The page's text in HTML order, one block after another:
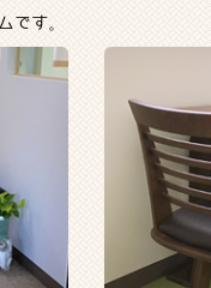
です。